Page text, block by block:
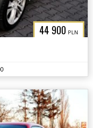
44 900 PLN